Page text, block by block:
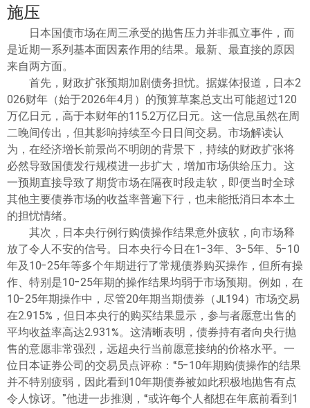
施压
日本国债市场在周三承受的抛售压力并非孤立事件，而
是近期一系列基本面因素作用的结果。最新、最直接的原因
来自两方面。
首先，财政扩张预期加剧债务担忧。据媒体报道，日本2
026财年（始于2026年4月）的预算草案总支出可能超过120
万亿日元，高于本财年的115.2万亿日元。这一信息虽然在周
二晚间传出，但其影响持续至今日日间交易。市场解读认
为，在经济增长前景尚不明朗的背景下，持续的财政扩张将
必然导致国债发行规模进一步扩大，增加市场供给压力。这
一预期直接导致了期货市场在隔夜时段走软，即便当时全球
其他主要债券市场的收益率普遍下行，也未能抵消日本本土
的担忧情绪。
其次，日本央行例行购债操作结果意外疲软，向市场释
放了令人不安的信号。日本央行今日在1-3年、3-5年、5-10
年及10-25年等多个年期进行了常规债券购买操作，但所有操
作、特别是10-25年期的操作结果均弱于市场预期。例如，在
10-25年期操作中，尽管20年期当期债券（JL194）市场交易
在2.915%，但日本央行的购买结果显示，参与者愿意出售的
平均收益率高达2.931%。这清晰表明，债券持有者向央行抛
售的意愿非常强烈，远超央行当前愿意接纳的价格水平。一
位日本证券公司的交易员点评称：“5-10年期购债操作的结果
并不特别疲弱，因此看到10年期债券被如此积极地抛售有点
令人惊讶。”他进一步推测，“或许每个人都想在年底前看到1